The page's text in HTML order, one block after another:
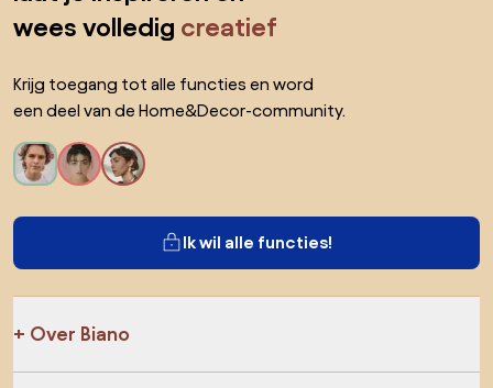
wees volledig creatief
Krijg toegang tot alle functies en word
een deel van de Home&Decor-community.
Ik wil alle functies!
Over Biano